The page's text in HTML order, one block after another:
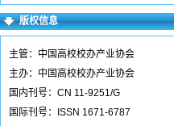
版权信息
主管：中国高校校办产业协会
主办：中国高校校办产业协会
国内刊号：CN 11-9251/G
国际刊号：ISSN 1671-6787